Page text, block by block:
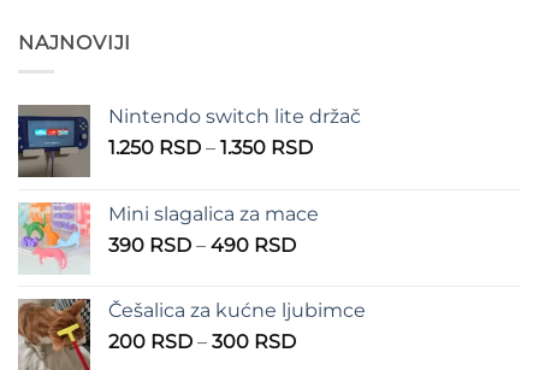
NAJNOVIJI
Nintendo switch lite držač
1.250 RSD – 1.350 RSDRaspon
1.250 RSD
Mini slagalica za mace
390 RSD – 490 RSDRaspon
390 RSD
do
Češalica za kućne ljubimce
200 RSD – 300 RSDRaspon